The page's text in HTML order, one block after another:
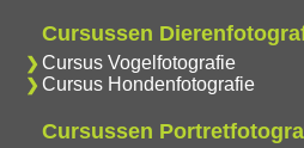
Cursussen
Cursus Vogelfotografie
Cursus Hondenfotografie
Cursussen